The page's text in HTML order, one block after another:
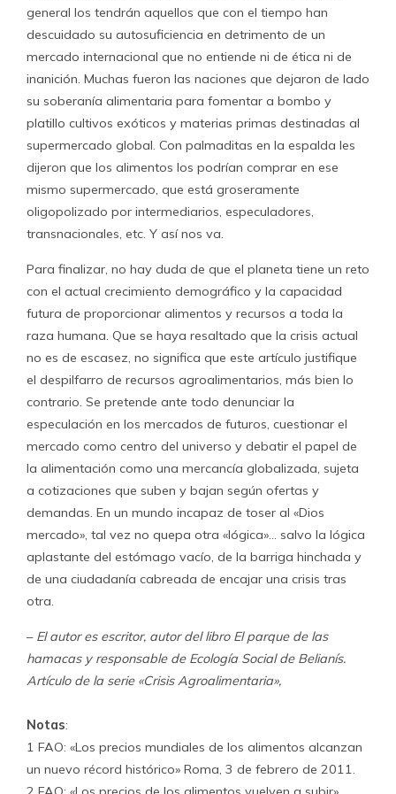
general los tendrán aquellos que con el tiempo han
descuidado su autosuficiencia en detrimento de un
mercado internacional que no entiende ni de ética ni de
inanición. Muchas fueron las naciones que dejaron de lado
su soberanía alimentaria para fomentar a bombo y
platillo cultivos exóticos y materias primas destinadas al
supermercado global. Con palmaditas en la espalda les
dijeron que los alimentos los podrían comprar en ese
mismo supermercado, que está groseramente
oligopolizado por intermediarios, especuladores,
transnacionales, etc. Y así nos va.
Para finalizar, no hay duda de que el planeta tiene un reto
con el actual crecimiento demográfico y la capacidad
futura de proporcionar alimentos y recursos a toda la
raza humana. Que se haya resaltado que la crisis actual
no es de escasez, no significa que este artículo justifique
el despilfarro de recursos agroalimentarios, más bien lo
contrario. Se pretende ante todo denunciar la
especulación en los mercados de futuros, cuestionar el
mercado como centro del universo y debatir el papel de
la alimentación como una mercancía globalizada, sujeta
a cotizaciones que suben y bajan según ofertas y
demandas. En un mundo incapaz de toser al «Dios
mercado», tal vez no quepa otra «lógica»… salvo la lógica
aplastante del estómago vacío, de la barriga hinchada y
de una ciudadanía cabreada de encajar una crisis tras
otra.
– El autor es escritor, autor del libro El parque de las
hamacas y responsable de Ecología Social de Belianís.
Artículo de la serie «Crisis Agroalimentaria»,
Notas:
1 FAO: «Los precios mundiales de los alimentos alcanzan
un nuevo récord histórico» Roma, 3 de febrero de 2011.